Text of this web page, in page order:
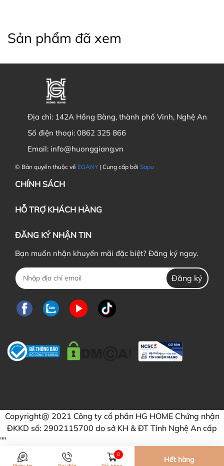
Sản phẩm đã xem
Địa chỉ: 142A Hồng Bàng, thành phố Vinh, Nghệ An
Số điện thoại: 0862 325 866
Email: info@huonggiang.vn
© Bản quyền thuộc về EGANY | Cung cấp bởi Sapo
CHÍNH SÁCH
HỖ TRỢ KHÁCH HÀNG
ĐĂNG KÝ NHẬN TIN
Bạn muốn nhận khuyến mãi đặc biệt? Đăng ký ngay.
Đăng ký
Copyright@ 2021 Công ty cổ phần HG HOME Chứng nhận
ĐKKD số: 2902115700 do sở KH & ĐT Tỉnh Nghệ An cấp
""
0
Hết hàng